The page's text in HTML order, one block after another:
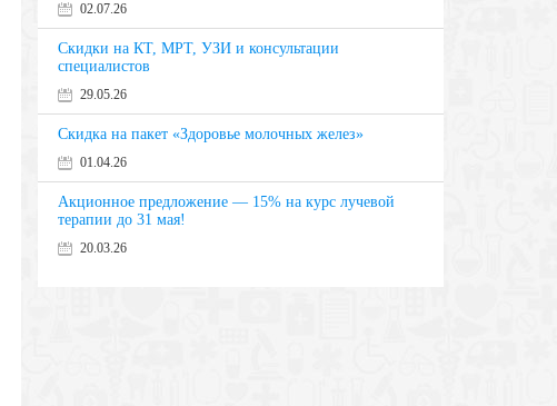
02.07.26
Скидки на КТ, МРТ, УЗИ и консультации
специалистов
29.05.26
Скидка на пакет «Здоровье молочных желез»
01.04.26
Акционное предложение — 15% на курс лучевой
терапии до 31 мая!
20.03.26